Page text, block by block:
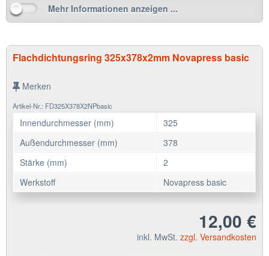
Mehr Informationen anzeigen ...
Flachdichtungsring 325x378x2mm Novapress basic
Merken
Artikel-Nr.: FD325X378X2NPbasic
Innendurchmesser (mm)
325
Außendurchmesser (mm)
378
Stärke (mm)
2
Werkstoff
Novapress basic
12,00 €
inkl. MwSt. zzgl. Versandkosten